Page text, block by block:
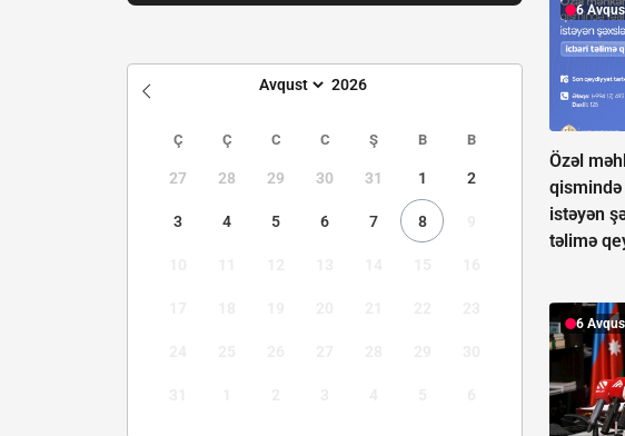
Ç Ç C C Ş B B
27 28 29 30 31 1 2
3 4 5 6 7 8
6
Özəl
istəyən
təlimə
6